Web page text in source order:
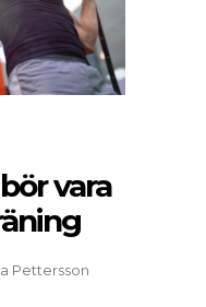
vara
Pettersson